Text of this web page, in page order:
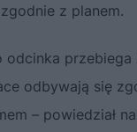
z planem.
odcinka przebiega
odbywają się
– powiedział